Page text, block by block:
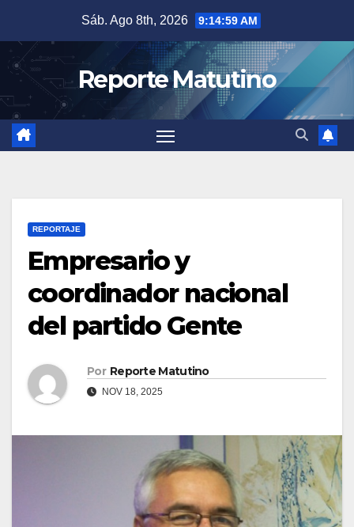
contenido
Sáb. Ago 8th, 2026 9:15:00 AM
Reporte Matutino
REPORTAJE
Empresario y
coordinador nacional
del partido Gente
Por Reporte Matutino
NOV 18, 2025